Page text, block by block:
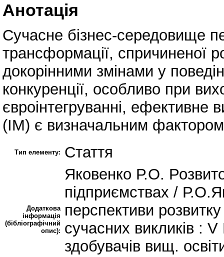
Анотація
Сучасне бізнес-середовище
трансформації, спричиненої
докорінними змінами у
конкуренції, особливо при
євроінтегруванні, ефективне
(ІМ) є визначальним
Тип елементу: Стаття
Додаткова
інформація
(бібліографічний
опис):
Яковенко Р.О.
підприємствах /
перспективи
сучасних викликів :
здобувачів вищ.